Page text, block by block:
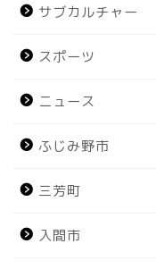
サブカルチャー
スポーツ
ニュース
ふじみ野市
三芳町
入間市